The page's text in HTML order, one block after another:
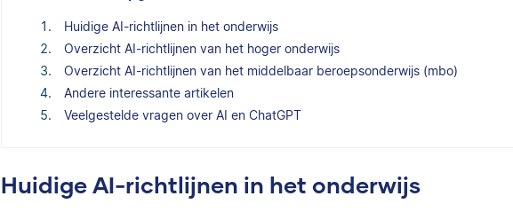
Huidige AI-richtlijnen in het onderwijs
Overzicht AI-richtlijnen van het hoger onderwijs
Overzicht AI-richtlijnen van het middelbaar beroepsonderwijs (mbo)
Andere interessante artikelen
Veelgestelde vragen over AI en ChatGPT
Huidige AI-richtlijnen in het onderwijs